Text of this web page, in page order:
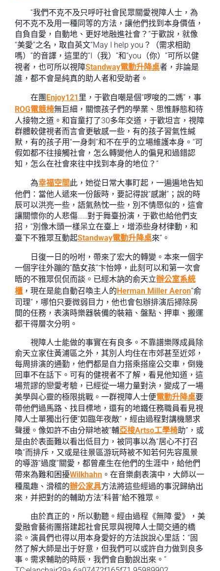
“我們不克不及只呼吁社會民眾關愛視障人士，為
何不克不及用一種同等的方法，讓他們找到本身價值，
自負自愛，自動地、更好地融進社會？”于歡說，就像
“美愛”之名，取自英文“May I help you？（需求相助
嗎）”的音譯，這里的“I（我）”和“you（你）”可所以健
視者，也可所以視障Standway電動升降桌者，非論是
誰，都不會是純真的助人者和受助者。
在團Enjoy121 里，于歡自嘲是個“啰唆的二媽”，事
ROG電競椅無巨細，關懷孩子們的學業、思惟靜態和待
人接物之道。和盲童打了30多年交道，于歡坦言，視障
群體較健視者而言會更敏感一些，有的孩子習氣性緘
默，有的孩子用“一身刺”和不在乎的立場維護本身。“可
假如都不往接觸社會，怎么轉變他人的偏見和過錯認
知，怎么在社會來往中找到本身的地位？”
為幸福空間 此，她從日常大事盯起，一遍遍地告知
他們：當他人遞來一份飯時，要記得說“感謝”；說的時
辰可以洪亮一些，語氣熱忱一些，別不情愿似的，這會
讓關懷你的人悲傷……對于舞臺扮演，于歡也給他們支
招，“別像木頭一樣呆立在臺上，增添些身材律動，和
臺下不雅眾互動起Standway電動升降桌來”。
日復一日的吩咐，帶來了宏大的轉變。本來一個字
一個字往外蹦的“酷女孩”卞怡婷，此刻可以和第一次會
晤的不雅眾侃侃而談。已經木訥的俞天立辦公室系統
櫃 ，現在是能自動召喚主人的Herman Miller Aeron“俞
司理”，哪怕只要微弱目力，他也會包辦排演后掃除房
間的任務，表演時樂器裝備的裝箱、盤點、押車、搬運
都干得層次分明。
視障人士能做的事實在有良多。不靠譜樂隊成員除
俞天立家住黃浦區之外，其別人均住在市郊甚至近郊，
每周排演的通勤，他們都是自力搭乘搭座公交車，倒幾
回車不在話下。可有的健視者不了解，看見他知道，這
場荒謬的戀愛考驗，已經從一場力量對決，變成了一場
美學與心靈的極限挑戰。一群視障人士便電動升降桌要
帶他們過馬路、找目標地，還有的地鐵任務職員看見視
障人士單獨出行便“如臨年夜敵”，經由過程對講機懇求
聲援。像如許不由分辯地被“輔亞梭Artso工學椅助”，或
是由於表面難以看出低目力，被同事以為“居心不打召
喚”而排斥，又或是往景區游玩時被不知若何先容風景
的導游“過度”關愛，都曾產生在他們的生涯中，給他們
帶來為難和困擾Wilkhahn 。在音樂劇表演中，大師以一
種風趣、滑稽的辦公家具方法將這些經過的事況歸納出
來，并把對的的輔助方法“科普”給不雅眾。
由於真正的，所以動聽。經由過程《無障·愛》，美
愛融會藝術團搭建起社會民眾與視障人士間交通的橋
梁。演員們也得以用本身愛好的方法說說心里話：“固
然了解大師是出于好意，但我們可以或許自力做到良多
事。需求輔助的時辰，我們會自動說出來。”